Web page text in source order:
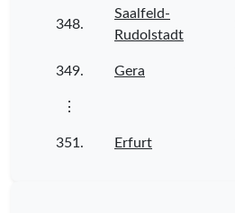
348.
Saalfeld-
Rudolstadt
349. Gera
⋮
351. Erfurt